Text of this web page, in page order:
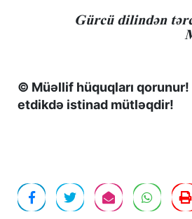
Gürcü dilindən
© Müəllif hüquqları
etdikdə istinad mütləqdir!